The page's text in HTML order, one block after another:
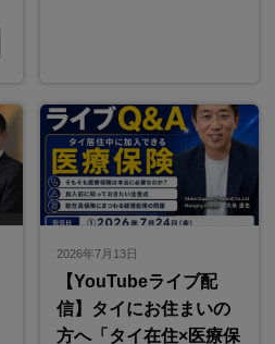
2026年7月13日
【YouTubeライブ配
信】タイにお住まいの
方へ「タイ在住×医療保